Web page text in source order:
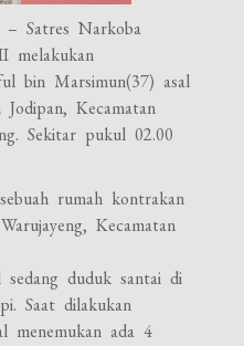
Satres Narkoba
melakukan
bin Marsimun(37) asal
Kecamatan
Sekitar pukul 02.00
rumah kontrakan
Kecamatan
duduk santai di
Saat dilakukan
menemukan ada 4